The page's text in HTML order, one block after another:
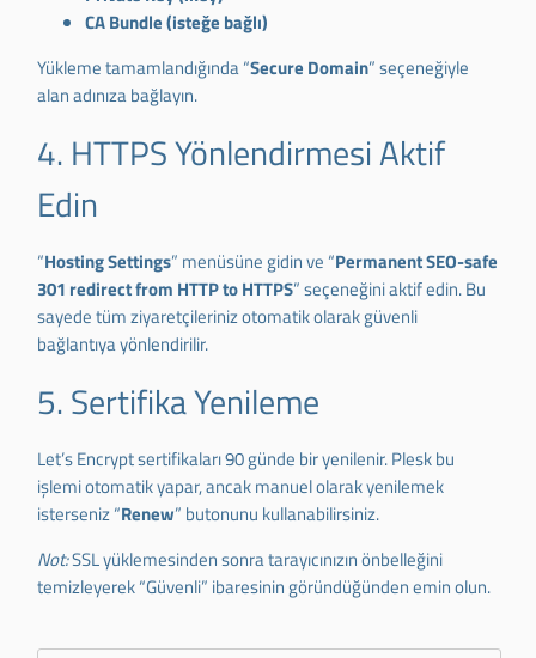
CA Bundle (isteğe bağlı)
Yükleme tamamlandığında “Secure Domain” seçeneğiyle
alan adınıza bağlayın.
4. HTTPS Yönlendirmesi Aktif
Edin
“Hosting Settings” menüsüne gidin ve “Permanent SEO-safe
301 redirect from HTTP to HTTPS” seçeneğini aktif edin. Bu
sayede tüm ziyaretçileriniz otomatik olarak güvenli
bağlantıya yönlendirilir.
5. Sertifika Yenileme
Let’s Encrypt sertifikaları 90 günde bir yenilenir. Plesk bu
işlemi otomatik yapar, ancak manuel olarak yenilemek
isterseniz “Renew” butonunu kullanabilirsiniz.
Not:SSL yüklemesinden sonra tarayıcınızın önbelleğini
temizleyerek “Güvenli” ibaresinin göründüğünden emin olun.